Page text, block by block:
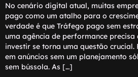
No cenário digital atual, muitas
pago como um atalho para o
verdade é que Tráfego pago sem
uma agência de performance precisa
investir se torna uma questão
em anúncios sem um planejamento
sem bússola. As […]